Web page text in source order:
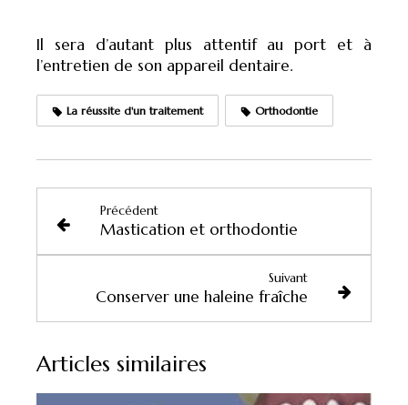
Il sera d’autant plus attentif au port et à
l’entretien de son appareil dentaire.
La réussite d'un traitement Orthodontie
Précédent
Mastication et orthodontie
Suivant
Conserver une haleine fraîche
Articles similaires